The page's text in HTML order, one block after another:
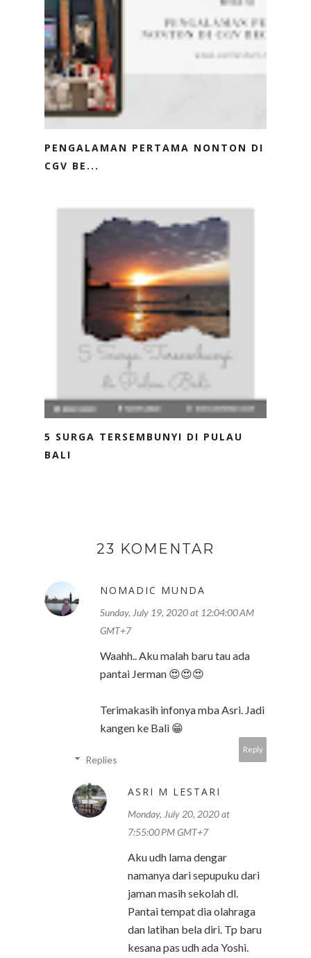
PENGALAMAN PERTAMA NONTON DI
CGV BE...
5 SURGA TERSEMBUNYI DI PULAU
BALI
23 KOMENTAR
NOMADIC MUNDA
Sunday, July 19, 2020 at 12:04:00 AM
GMT+7
Waahh.. Aku malah baru tau ada
pantai Jerman 😍😍😍
Terimakasih infonya mba Asri. Jadi
kangen ke Bali 😁
Reply
Replies
ASRI M LESTARI
Monday, July 20, 2020 at
7:55:00 PM GMT+7
Aku udh lama dengar
namanya dari sepupuku dari
jaman masih sekolah dl.
Pantai tempat dia olahraga
dan latihan bela diri. Tp baru
kesana pas udh ada Yoshi.